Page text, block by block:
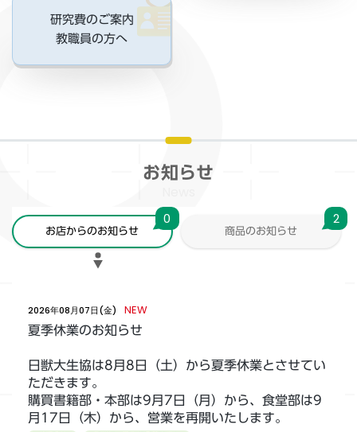
研究費のご案内
教職員の方へ
お知らせ
お店からのお知らせ
0
商品のお知らせ
2
2026年08月07日(金) NEW
夏季休業のお知らせ
日獣大生協は8月8日（土）から夏季休業とさせてい
ただきます。
購買書籍部・本部は9月7日（月）から、食堂部は9
月17日（木）から、営業を再開いたします。